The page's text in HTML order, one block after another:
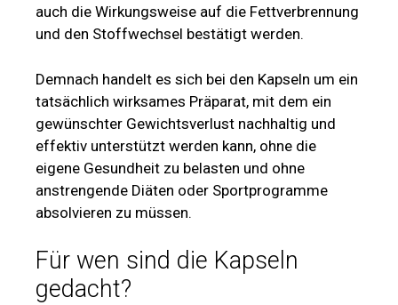
auch die Wirkungsweise auf die Fettverbrennung
und den Stoffwechsel bestätigt werden.
Demnach handelt es sich bei den Kapseln um ein
tatsächlich wirksames Präparat, mit dem ein
gewünschter Gewichtsverlust nachhaltig und
effektiv unterstützt werden kann, ohne die
eigene Gesundheit zu belasten und ohne
anstrengende Diäten oder Sportprogramme
absolvieren zu müssen.
Für wen sind die Kapseln
gedacht?